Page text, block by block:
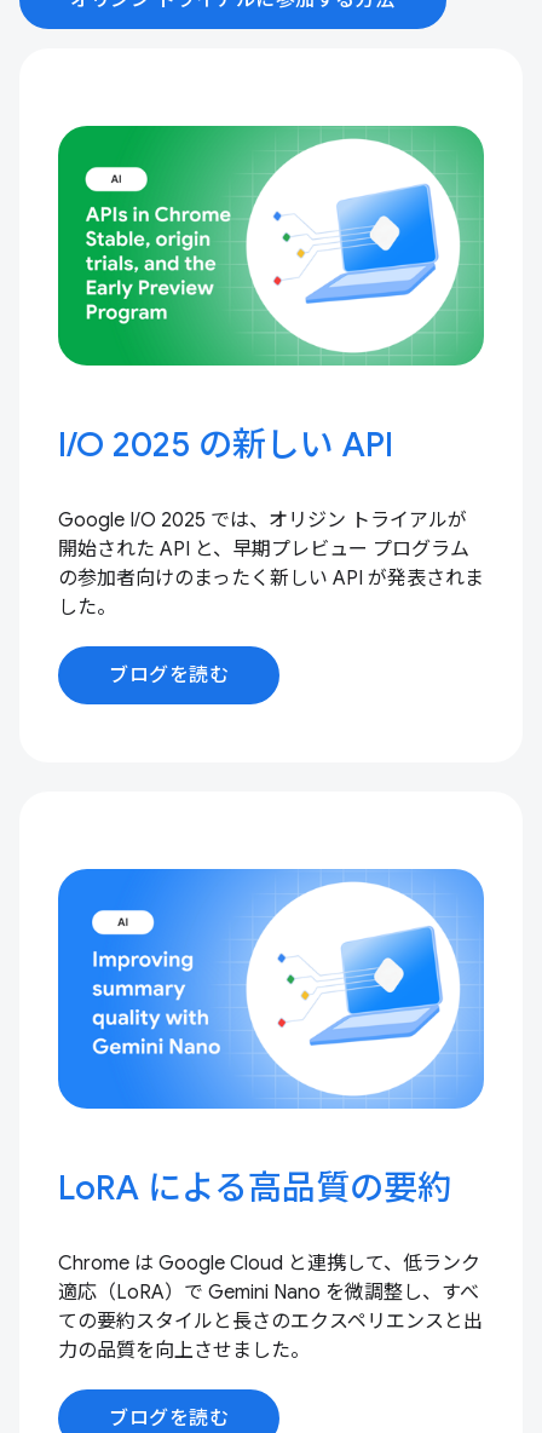
I / O 2025 の新しい API
Google I/O 2025 では、オリジン トライアルが
開始された API と、早期プレビュー プログラム
の参加者向けのまったく新しい API が発表されま
した。
ブログを読む
LoRA による高品質の要約
Chrome は Google Cloud と連携して、低ランク
適応（LoRA）で Gemini Nano を微調整し、すべ
ての要約スタイルと長さのエクスペリエンスと出
力の品質を向上させました。
ブログを読む